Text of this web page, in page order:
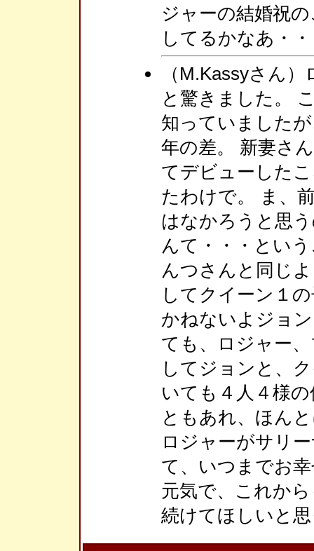
ジャーの結婚祝
してるかなあ・
（M.Kassyさん
と驚きました。
知っていました
年の差。 新妻さ
てデビューした
たわけで。 ま、
はなかろうと思
んて・・・とい
んつさんと同じ
してクイーン１
かねないよジョ
ても、ロジャー
してジョンと、
いても４人４様
ともあれ、ほん
ロジャーがサリ
て、いつまでお
元気で、これか
続けてほしいと